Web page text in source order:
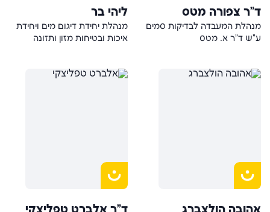
ד"ר צפורה מטס
מנהלת המעבדה לבדיקות סמים
ע"ש ד"ר א. מטס
ליהי בר
מנהלת יחידת דיגום מים ויחידת
איכות ובטיחות מזון ותזונה